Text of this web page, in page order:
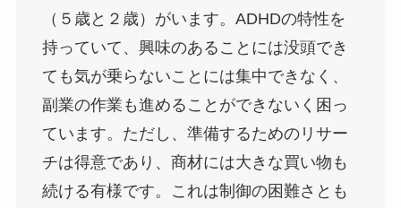
（５歳と２歳）がいます。ADHDの特性を
持っていて、興味のあることには没頭でき
ても気が乗らないことには集中できなく、
副業の作業も進めることができないく困っ
ています。ただし、準備するためのリサー
チは得意であり、商材には大きな買い物も
続ける有様です。これは制御の困難さとも